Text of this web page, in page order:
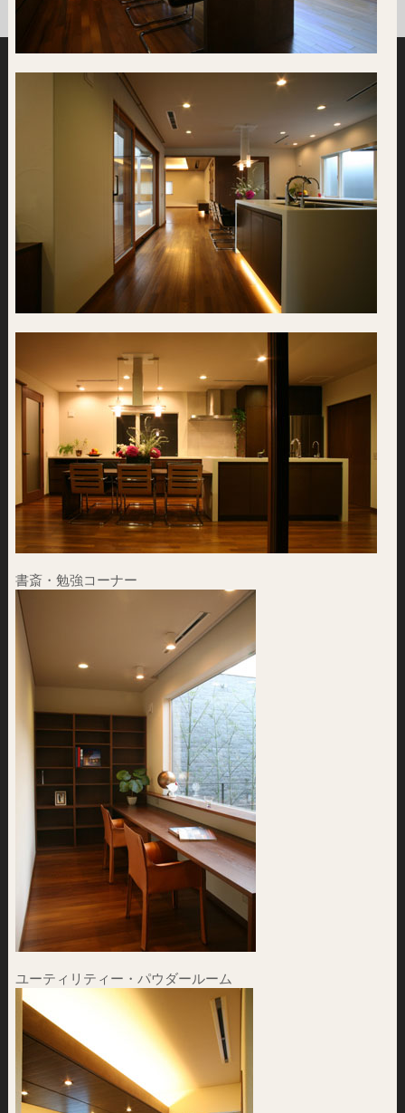
書斎・勉強コーナー
ユーティリティー・パウダールーム